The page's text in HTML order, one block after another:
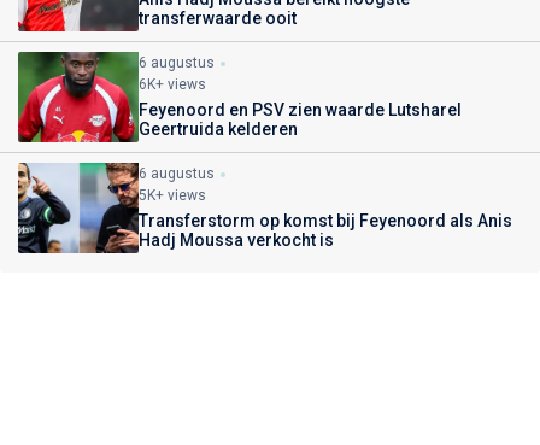
transferwaarde ooit
6 augustus
6K+ views
Feyenoord en PSV zien waarde Lutsharel
Geertruida kelderen
6 augustus
5K+ views
Transferstorm op komst bij Feyenoord als Anis
Hadj Moussa verkocht is